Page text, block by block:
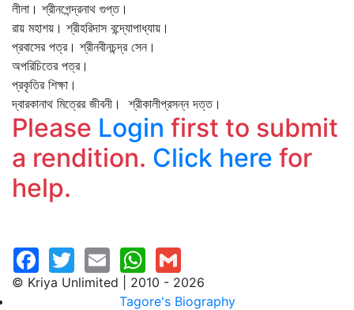
লীলা। শ্রীনগেন্দ্রনাথ গুপ্ত।
রায় মহাশয়। শ্রীহরিদাস বন্দ্যোপাধ্যায়।
প্রবাসের পত্র। শ্রীনবীনচন্দ্র সেন।
অপরিচিতের পত্র।
প্রকৃতির শিক্ষা।
দ্বারকানাথ মিত্রের জীবনী। শ্রীকালীপ্রসন্ন দত্ত।
Please Login first to submit
a rendition. Click here for
help.
© Kriya Unlimited | 2010 - 2026
Tagore's Biography